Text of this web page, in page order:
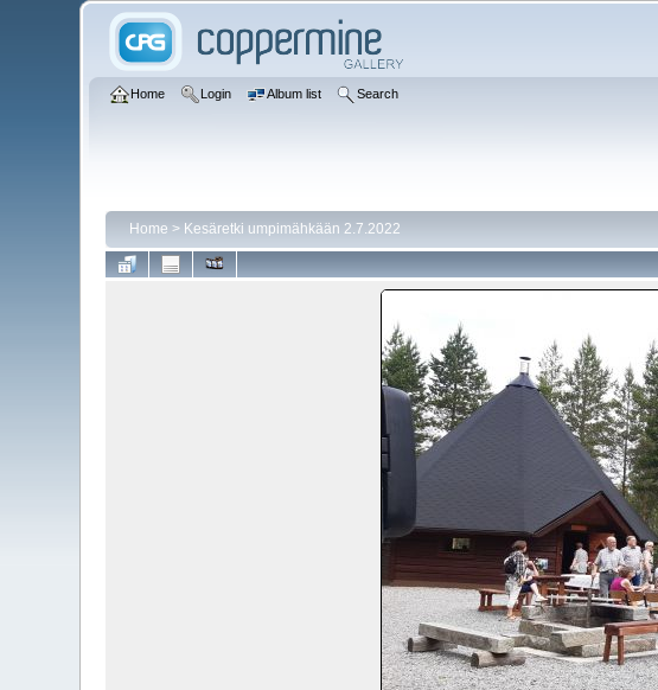
Home Login Album list Search
Home > Kesäretki umpimähkään 2.7.2022